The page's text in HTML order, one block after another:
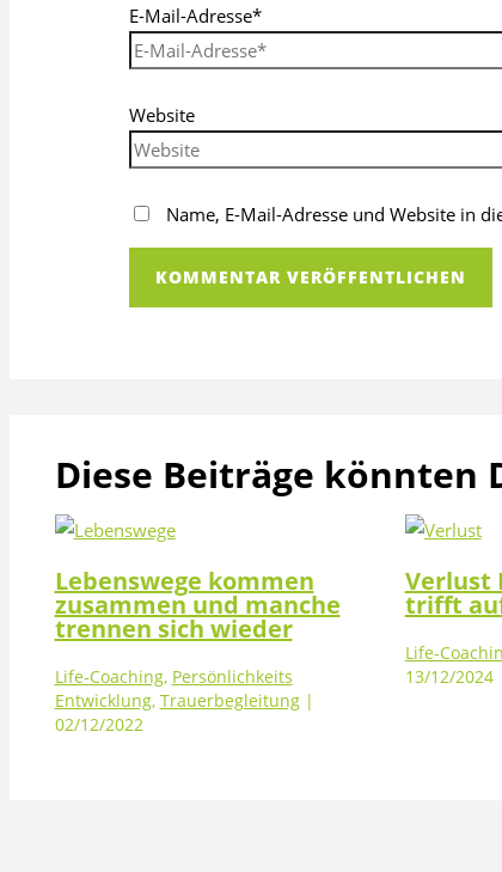
E-Mail-Adresse*
Website
Name, E-Mail-Adresse und Website in
Diese Beiträge könnten
Lebenswege kommen
zusammen und manche
trennen sich wieder
Life-Coaching, Persönlichkeits
Entwicklung, Trauerbegleitung|
02/12/2022
Verlust
trifft
Life-
13/12/2024